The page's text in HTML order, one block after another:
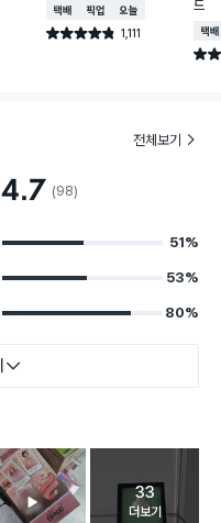
택배배송매장픽업오늘배송
별점 4.8점 1,111
건 작성
드
택배
별점
전체보기
4.7 (98)
51%
53%
80%
고객 리뷰
33
더보기